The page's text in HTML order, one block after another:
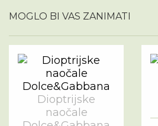
MOGLO BI VAS ZANIMATI
Dioptrijske
naočale